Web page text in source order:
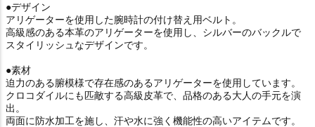
●デザイン
アリゲーターを使用した腕時計の付け替え用ベルト。
高級感のある本革のアリゲーターを使用し、シルバーのバックルで
スタイリッシュなデザインです。
●素材
迫力のある腑模様で存在感のあるアリゲーターを使用しています。
クロコダイルにも匹敵する高級皮革で、品格のある大人の手元を演
出。
両面に防水加工を施し、汗や水に強く機能性の高いアイテムです。